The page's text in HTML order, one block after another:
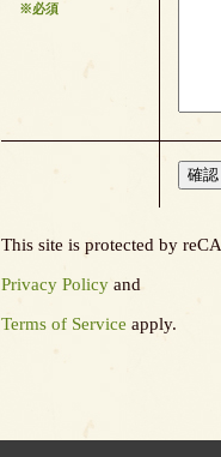
※必須
This site is protected by
Privacy Policy and
Terms of Service apply.